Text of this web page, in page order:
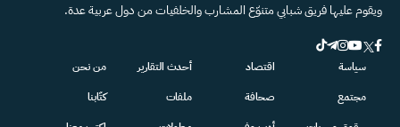
ويقوم عليها فريق شبابي متنوّع المشارب والخلفيات من دول عربية عدة.
سياسة
مجتمع
اقتصاد
صحافة
أحدث التقارير
ملفات
من نحن
كتّابنا